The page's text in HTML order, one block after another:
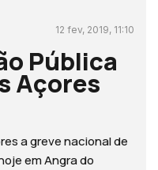
12 fev, 2019, 11:10
Pública
Açores
a greve nacional de
em Angra do